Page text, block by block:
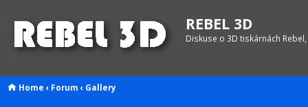
REBEL 3D
Diskuse o 3D tiskárnách
Home ‹ Forum ‹ Gallery